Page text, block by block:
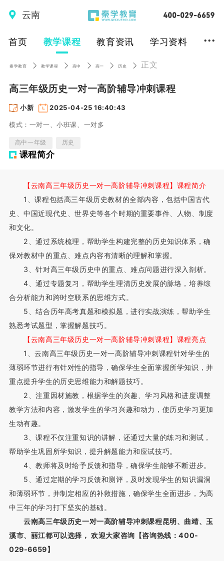
云南
首页 教学课程 教育资讯 学习资料 ...
秦学教育 教学课程 高中 高一 历史 正文
高三年级历史一对一高阶辅导冲刺课程
小新 2025-04-25 16:40:43
模式：一对一、小班课、一对多
高中一年级 历史
课程简介
【云南高三年级历史一对一高阶辅导冲刺课程】课程简介
1、课程包括高三年级历史教材的全部内容，包括中国古代
史、中国近现代史、世界史等各个时期的重要事件、人物、制度
和文化。
2、通过系统梳理，帮助学生构建完整的历史知识体系，确
保对教材中的重点、难点内容有清晰的理解和掌握。
3、针对高三年级历史中的重点、难点问题进行深入剖析。
4、通过专题复习，帮助学生理清历史发展的脉络，培养综
合分析能力和跨时空联系的思维方式。
5、结合历年高考真题和模拟题，进行实战演练，帮助学生
熟悉考试题型，掌握解题技巧。
【云南高三年级历史一对一高阶辅导冲刺课程】课程亮点
1、云南高三年级历史一对一高阶辅导冲刺课程针对学生的
薄弱环节进行有针对性的指导，确保学生全面掌握所学知识，并
重点提升学生的历史思维能力和解题技巧。
2、注重因材施教，根据学生的兴趣、学习风格和进度调整
教学方法和内容，激发学生的学习兴趣和动力，使历史学习更加
生动有趣。
3、课程不仅注重知识的讲解，还通过大量的练习和测试，
帮助学生巩固所学知识，提升解题能力和应试技巧。
4、教师将及时给予反馈和指导，确保学生能够不断进步。
5、通过定期的学习反馈和测评，及时发现学生的知识漏洞
和薄弱环节，并制定相应的补救措施，确保学生全面进步，为高
中三年的学习打下坚实的基础。
云南高三年级历史一对一高阶辅导冲刺课程‌昆明、‌曲靖、‌玉
溪市、‌丽江都可以选择， 欢迎大家咨询【咨询热线：400-
029-6659】